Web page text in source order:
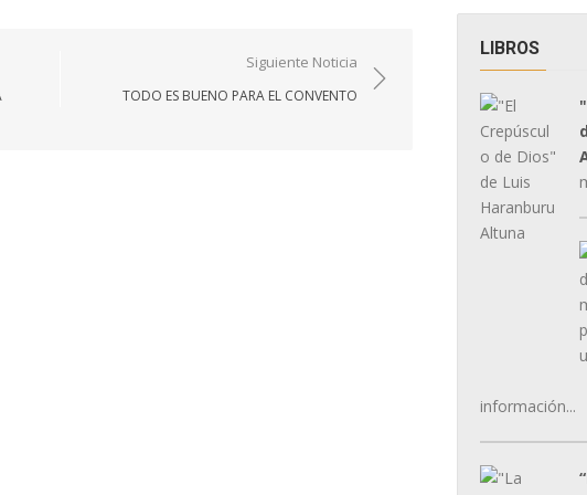
Siguiente Noticia
TODO ES BUENO PARA EL CONVENTO
LIBROS
información...